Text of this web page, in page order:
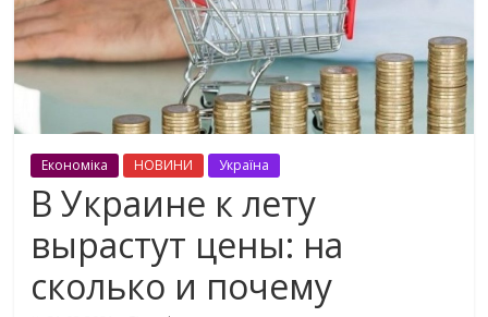
Економіка НОВИНИ Україна
В Украине к лету
вырастут цены: на
сколько и почему